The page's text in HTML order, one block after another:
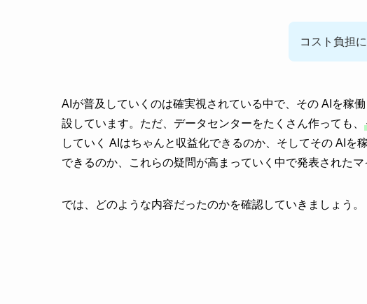
コスト負担
AIが普及していくのは確実視されている中で、その AIを稼
設しています。ただ、データセンターをたくさん作っても、
していく AIはちゃんと収益化できるのか、そしてその AIを
できるのか、これらの疑問が高まっていく中で発表されたマ
では、どのような内容だったのかを確認していきましょう。